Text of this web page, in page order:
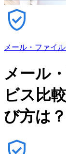
メール・ファイ
メール
ビス比
び方は？